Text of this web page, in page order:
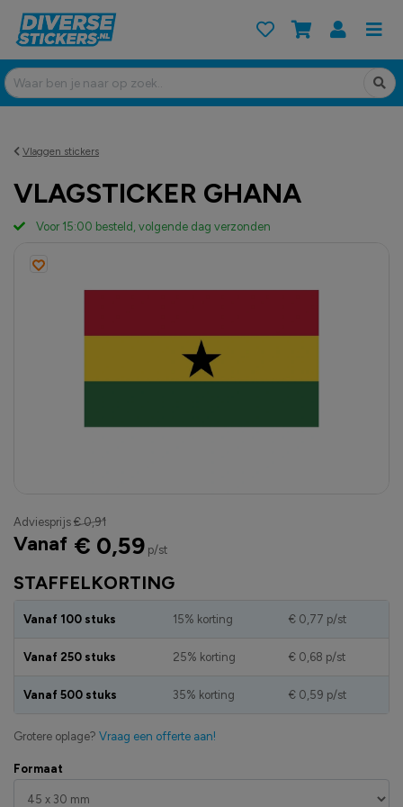
Vlaggen stickers
VLAGSTICKER GHANA
Formaat
STAFFELKORTING
Vanaf 100 stuks 15% korting € 0,77 p/st
Vanaf 250 stuks 25% korting € 0,68 p/st
Vanaf 500 stuks 35% korting € 0,59 p/st
Grotere oplage? Vraag een offerte aan!
Adviesprijs € 0,91
Vanaf € 0,59p/st
Voor 15:00 besteld, volgende dag verzonden